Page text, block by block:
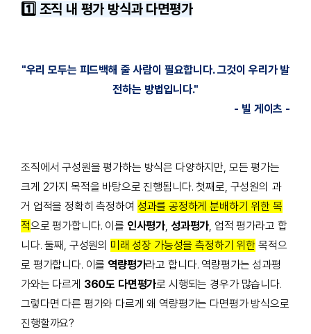
1️⃣ 조직 내 평가 방식과 다면평가
"우리 모두는 피드백해 줄 사람이 필요합니다. 그것이 우리가 발
전하는 방법입니다."
- 빌 게이츠 -
조직에서 구성원을 평가하는 방식은 다양하지만, 모든 평가는
크게 2가지 목적을 바탕으로 진행됩니다. 첫째로, 구성원의 과
거 업적을 정확히 측정하여 성과를 공정하게 분배하기 위한 목
적으로 평가합니다. 이를 인사평가, 성과평가, 업적 평가라고 합
니다. 둘째, 구성원의 미래 성장 가능성을 측정하기 위한 목적으
로 평가합니다. 이를 역량평가라고 합니다. 역량평가는 성과평
가와는 다르게 360도 다면평가로 시행되는 경우가 많습니다.
그렇다면 다른 평가와 다르게 왜 역량평가는 다면평가 방식으로
진행할까요?